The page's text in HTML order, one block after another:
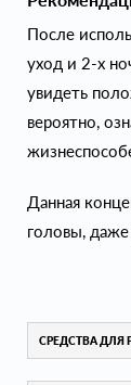
После
уход и 2-x
увидеть
вероятно,
Данная
головы, даже
СРЕДСТВА ДЛЯ